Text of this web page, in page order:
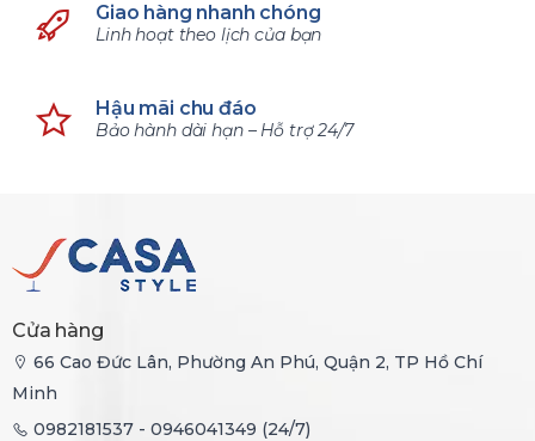
Giao hàng nhanh chóng
Linh hoạt theo lịch của bạn
Hậu mãi chu đáo
Bảo hành dài hạn – Hỗ trợ 24/7
Cửa hàng
66 Cao Đức Lân, Phường An Phú, Quận 2, TP Hồ Chí
Minh
0982181537 - 0946041349 (24/7)